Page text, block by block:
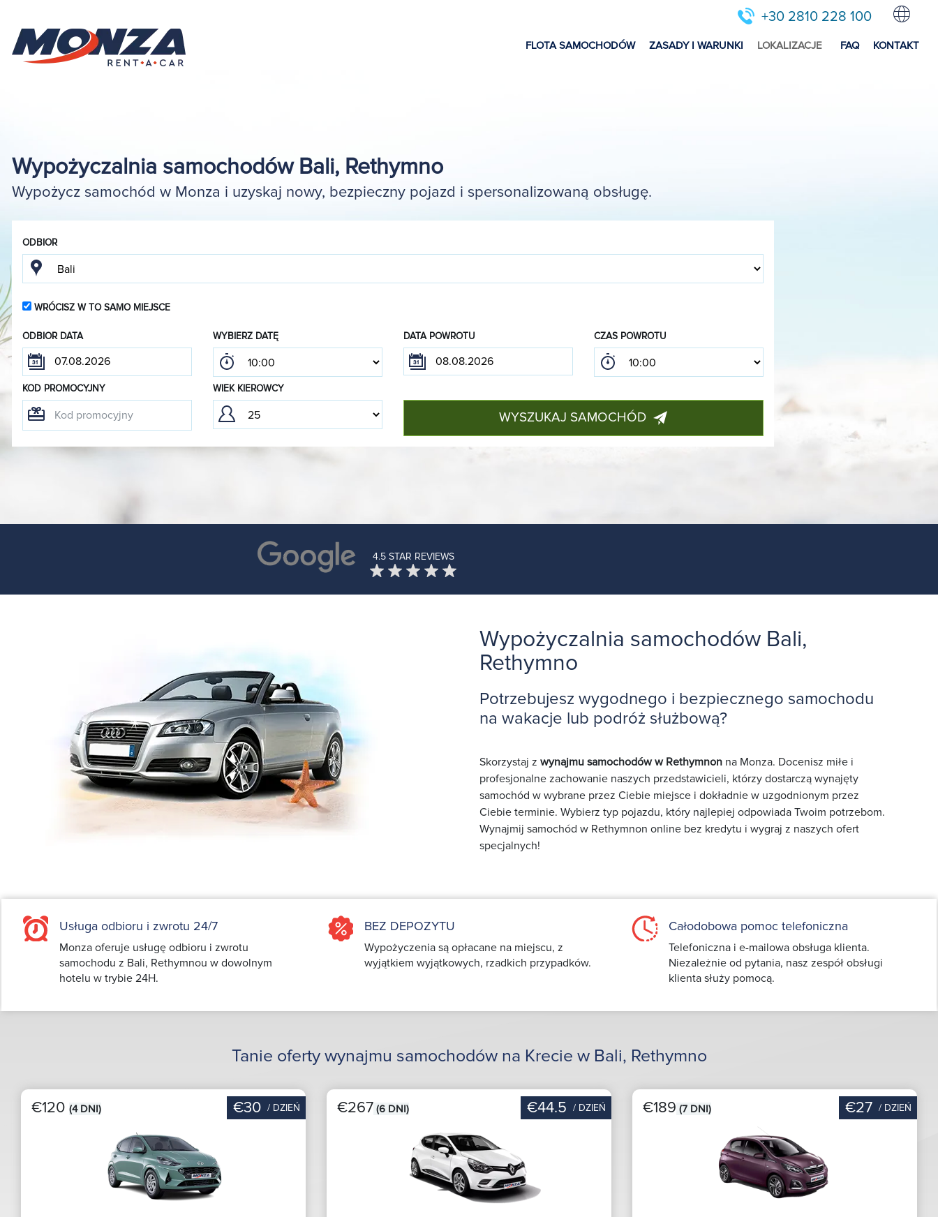
+30 2810 228 100
FLOTA SAMOCHODÓW ZASADY I WARUNKI LOKALIZACJE FAQ KONTAKT
Wypożyczalnia samochodów Bali, Rethymno
Wypożycz samochód w Monza i uzyskaj nowy, bezpieczny pojazd i spersonalizowaną obsługę.
ODBIOR
WRÓCISZ W TO SAMO MIEJSCE
ODBIOR DATA WYBIERZ DATĘ DATA POWROTU CZAS POWROTU
KOD PROMOCYJNY WIEK KIEROWCY
WYSZUKAJ SAMOCHÓD
4.5 STAR REVIEWS
Wypożyczalnia samochodów Bali,
Rethymno
Potrzebujesz wygodnego i bezpiecznego samochodu
na wakacje lub podróż służbową?
Skorzystaj z wynajmu samochodów w Rethymnon na Monza. Docenisz miłe i
profesjonalne zachowanie naszych przedstawicieli, którzy dostarczą wynajęty
samochód w wybrane przez Ciebie miejsce i dokładnie w uzgodnionym przez
Ciebie terminie. Wybierz typ pojazdu, który najlepiej odpowiada Twoim potrzebom.
Wynajmij samochód w Rethymnon online bez kredytu i wygraj z naszych ofert
specjalnych!
Usługa odbioru i zwrotu 24/7
Monza oferuje usługę odbioru i zwrotu
samochodu z Bali, Rethymnou w dowolnym
hotelu w trybie 24H.
BEZ DEPOZYTU
Wypożyczenia są opłacane na miejscu, z
wyjątkiem wyjątkowych, rzadkich przypadków.
Całodobowa pomoc telefoniczna
Telefoniczna i e-mailowa obsługa klienta.
Niezależnie od pytania, nasz zespół obsługi
klienta służy pomocą.
Tanie oferty wynajmu samochodów na Krecie w Bali, Rethymno
€120 (4 DNI) €30 / DZIEŃ €267 (6 DNI) €44.5 / DZIEŃ €189 (7 DNI) €27 / DZIEŃ